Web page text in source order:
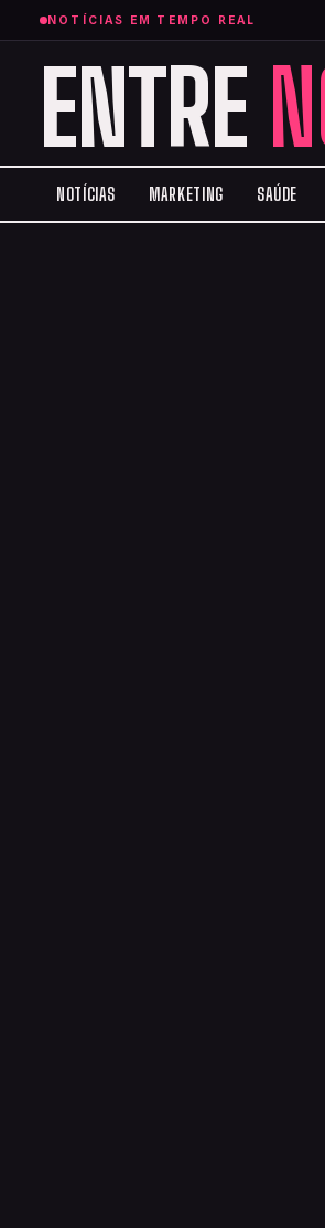
NOTÍCIAS EM TEMPO REAL
ENTRE
NOTÍCIAS MARKETING SAÚDE